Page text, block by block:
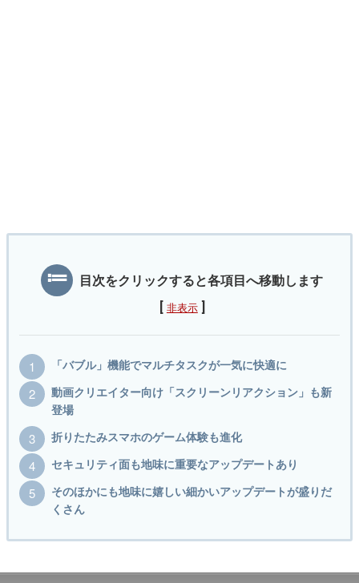
目次をクリックすると各項目へ移動します
非表示
「バブル」機能でマルチタスクが一気に快適に
動画クリエイター向け「スクリーンリアクション」も新
登場
折りたたみスマホのゲーム体験も進化
セキュリティ面も地味に重要なアップデートあり
そのほかにも地味に嬉しい細かいアップデートが盛りだ
くさん